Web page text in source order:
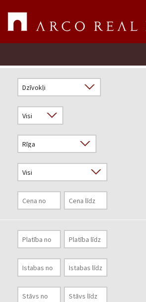
Novērtēt īpašumu
Uzņēmums
Pakalpojumi
Kontakti